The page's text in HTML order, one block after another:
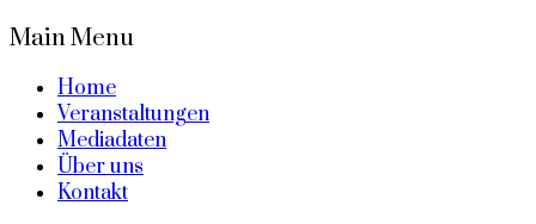
Main Menu
Home
Veranstaltungen
Mediadaten
Über uns
Kontakt